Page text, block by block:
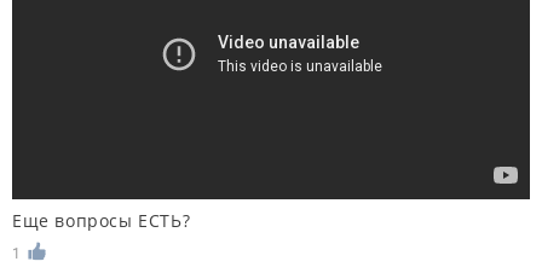
Еще вопросы ЕСТЬ?
1